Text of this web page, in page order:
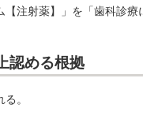
注射薬】」を「歯科診
認める根拠
。